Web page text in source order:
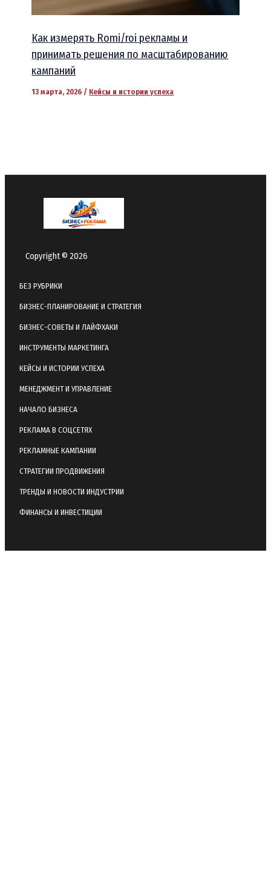
Как измерять Romi/roi рекламы и
принимать решения по масштабированию
кампаний
13 марта, 2026 / Кейсы и истории успеха
Copyright © 2026
БЕЗ РУБРИКИ
БИЗНЕС-ПЛАНИРОВАНИЕ И СТРАТЕГИЯ
БИЗНЕС-СОВЕТЫ И ЛАЙФХАКИ
ИНСТРУМЕНТЫ МАРКЕТИНГА
КЕЙСЫ И ИСТОРИИ УСПЕХА
МЕНЕДЖМЕНТ И УПРАВЛЕНИЕ
НАЧАЛО БИЗНЕСА
РЕКЛАМА В СОЦСЕТЯХ
РЕКЛАМНЫЕ КАМПАНИИ
СТРАТЕГИИ ПРОДВИЖЕНИЯ
ТРЕНДЫ И НОВОСТИ ИНДУСТРИИ
ФИНАНСЫ И ИНВЕСТИЦИИ